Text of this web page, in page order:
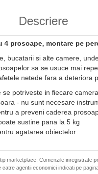
Descriere
4 prosoape, montare pe
bucatarii si alte camere,
sa se usuce mai
netede fara a deteriora
se potriveste in fiecare camera
- nu sunt necesare
a preveni caderea
sustine pana la 5 kg
agatarea obiectelor
marketplace. Comenzile inregistrate
agentii economici indicati pe